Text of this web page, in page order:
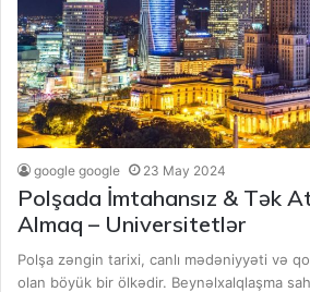
google google 23 May 2024
Polşada İmtahansız & Tək
Almaq – Universitetlər
Polşa zəngin tarixi, canlı mədəniyyəti və
olan böyük bir ölkədir. Beynəlxalqlaşma